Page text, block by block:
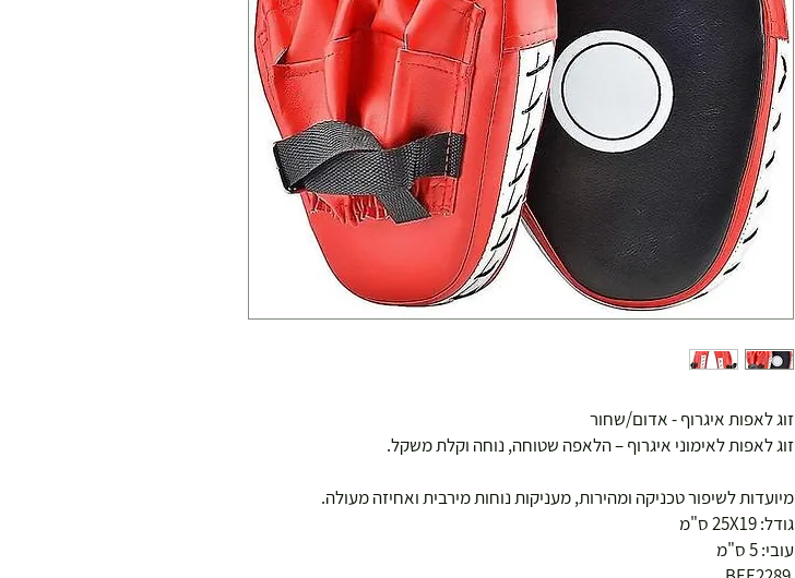
זוג לאפות איגרוף - אדום/שחור
זוג לאפות לאימוני איגרוף – הלאפה שטוחה, נוחה וקלת משקל.
מיועדות לשיפור טכניקה ומהירות, מעניקות נוחות מירבית ואחיזה מעולה.
גודל: 25X19 ס"מ
עובי: 5 ס"מ